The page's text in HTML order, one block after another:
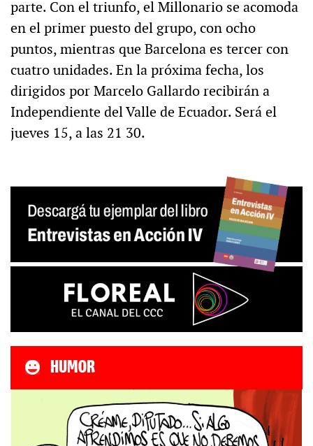
parte. Con el triunfo, el Millonario se acomoda
en el primer puesto del grupo, con ocho
puntos, mientras que Barcelona es tercer con
cuatro unidades. En la próxima fecha, los
dirigidos por Marcelo Gallardo recibirán a
Independiente del Valle de Ecuador. Será el
jueves 15, a las 21 30.
HUMOR